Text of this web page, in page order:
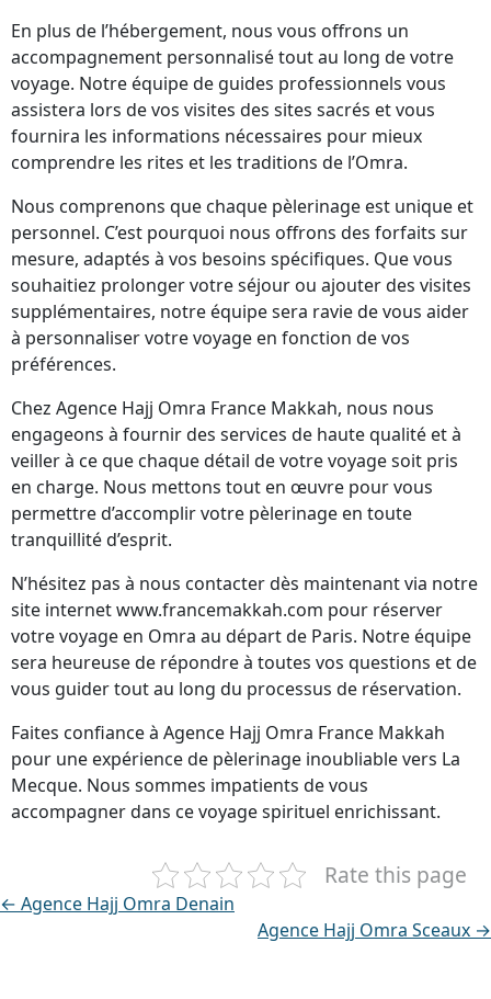
En plus de l’hébergement, nous vous offrons un
accompagnement personnalisé tout au long de votre
voyage. Notre équipe de guides professionnels vous
assistera lors de vos visites des sites sacrés et vous
fournira les informations nécessaires pour mieux
comprendre les rites et les traditions de l’Omra.
Nous comprenons que chaque pèlerinage est unique et
personnel. C’est pourquoi nous offrons des forfaits sur
mesure, adaptés à vos besoins spécifiques. Que vous
souhaitiez prolonger votre séjour ou ajouter des visites
supplémentaires, notre équipe sera ravie de vous aider
à personnaliser votre voyage en fonction de vos
préférences.
Chez Agence Hajj Omra France Makkah, nous nous
engageons à fournir des services de haute qualité et à
veiller à ce que chaque détail de votre voyage soit pris
en charge. Nous mettons tout en œuvre pour vous
permettre d’accomplir votre pèlerinage en toute
tranquillité d’esprit.
N’hésitez pas à nous contacter dès maintenant via notre
site internet www.francemakkah.com pour réserver
votre voyage en Omra au départ de Paris. Notre équipe
sera heureuse de répondre à toutes vos questions et de
vous guider tout au long du processus de réservation.
Faites confiance à Agence Hajj Omra France Makkah
pour une expérience de pèlerinage inoubliable vers La
Mecque. Nous sommes impatients de vous
accompagner dans ce voyage spirituel enrichissant.
Rate this page
← Agence Hajj Omra Denain
Agence Hajj Omra Sceaux →